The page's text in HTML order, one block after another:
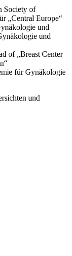
Society of
„Central Europe“
und
und
of „Breast Center
für Gynäkologie
und